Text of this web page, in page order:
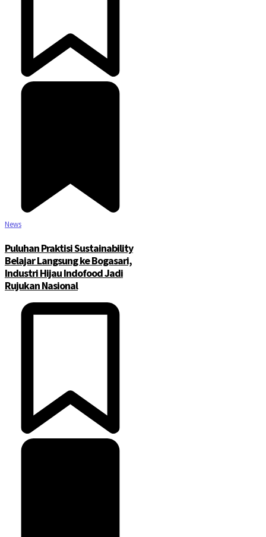
News
Puluhan Praktisi Sustainability
Belajar Langsung ke Bogasari,
Industri Hijau Indofood Jadi
Rujukan Nasional